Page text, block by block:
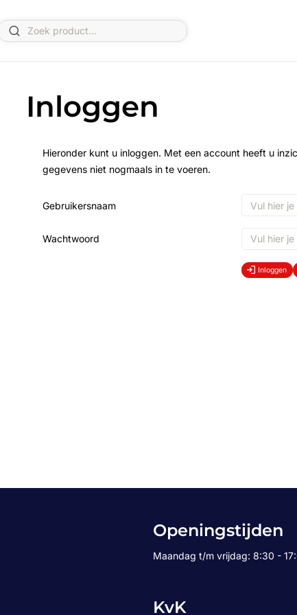
Inloggen
Hieronder kunt u inloggen. Met een account heeft u
gegevens niet nogmaals in te voeren.
Gebruikersnaam
Wachtwoord
Inloggen
Openingstijden
Maandag t/m vrijdag: 8:30 -
KvK